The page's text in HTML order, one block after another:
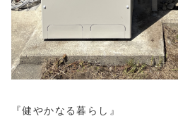
『健やかなる暮らし』